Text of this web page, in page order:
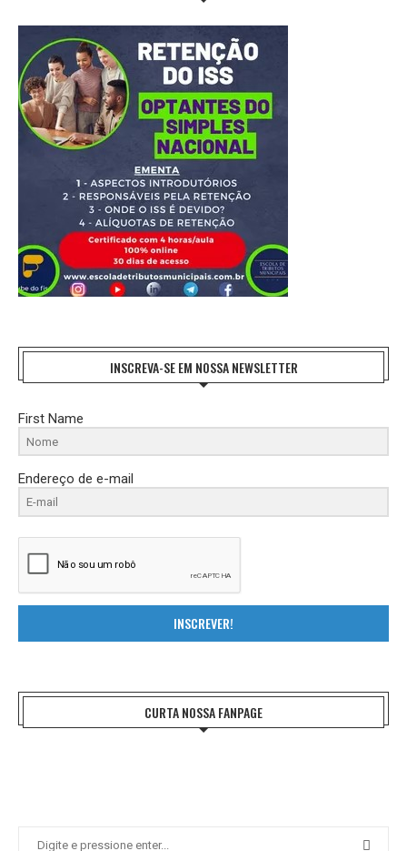
INSCREVA-SE EM NOSSA NEWSLETTER
First Name
Endereço de e-mail
INSCREVER!
CURTA NOSSA FANPAGE